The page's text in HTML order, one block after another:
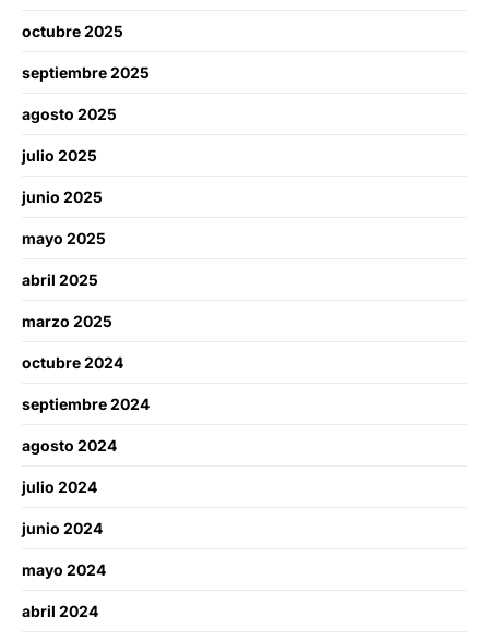
octubre 2025
septiembre 2025
agosto 2025
julio 2025
junio 2025
mayo 2025
abril 2025
marzo 2025
octubre 2024
septiembre 2024
agosto 2024
julio 2024
junio 2024
mayo 2024
abril 2024